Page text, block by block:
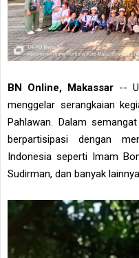
BN Online, Makassar --
menggelar serangkaian
Pahlawan. Dalam
berpartisipasi dengan
Indonesia seperti Imam
Sudirman, dan banyak lainnya.